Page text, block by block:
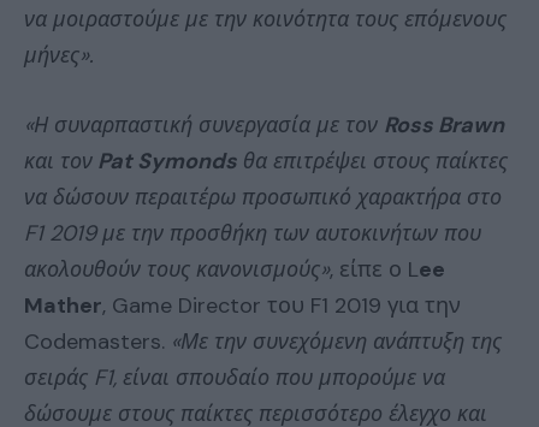
να μοιραστούμε με την κοινότητα τους επόμενους
μήνες».
«Η συναρπαστική συνεργασία με τον Ross Brawn
και τον Pat Symonds θα επιτρέψει στους παίκτες
να δώσουν περαιτέρω προσωπικό χαρακτήρα στο
F1 2019 με την προσθήκη των αυτοκινήτων που
ακολουθούν τους κανονισμούς», είπε ο Lee
Mather, Game Director του F1 2019 για την
Codemasters. «Με την συνεχόμενη ανάπτυξη της
σειράς F1, είναι σπουδαίο που μπορούμε να
δώσουμε στους παίκτες περισσότερο έλεγχο και